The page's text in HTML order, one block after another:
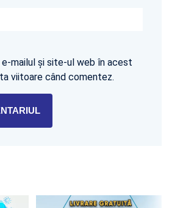
mailul și site-ul web în acest
viitoare când comentez.